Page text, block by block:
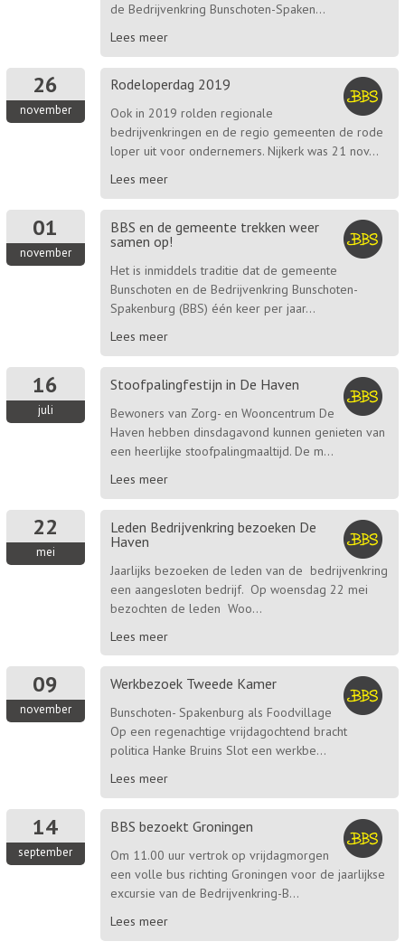
de Bedrijvenkring Bunschoten-Spaken...
Lees meer
Rodeloperdag 2019
Ook in 2019 rolden regionale
bedrijvenkringen en de regio gemeenten de rode
loper uit voor ondernemers. Nijkerk was 21 nov...
Lees meer
26
november
BBS en de gemeente trekken weer
samen op!
Het is inmiddels traditie dat de gemeente
Bunschoten en de Bedrijvenkring Bunschoten-
Spakenburg (BBS) één keer per jaar...
Lees meer
01
november
Stoofpalingfestijn in De Haven
Bewoners van Zorg- en Wooncentrum De
Haven hebben dinsdagavond kunnen genieten van
een heerlijke stoofpalingmaaltijd. De m...
Lees meer
16
juli
Leden Bedrijvenkring bezoeken De
Haven
Jaarlijks bezoeken de leden van de bedrijvenkring
een aangesloten bedrijf. Op woensdag 22 mei
bezochten de leden Woo...
Lees meer
22
mei
Werkbezoek Tweede Kamer
Bunschoten- Spakenburg als Foodvillage
Op een regenachtige vrijdagochtend bracht
politica Hanke Bruins Slot een werkbe...
Lees meer
09
november
BBS bezoekt Groningen
Om 11.00 uur vertrok op vrijdagmorgen
een volle bus richting Groningen voor de jaarlijkse
excursie van de Bedrijvenkring-B...
Lees meer
14
september